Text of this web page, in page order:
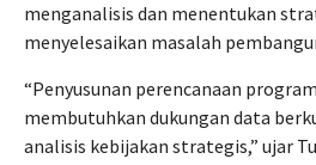
menganalisis dan menentukan
menyelesaikan masalah
“Penyusunan perencanaan
membutuhkan dukungan data
analisis kebijakan strategis,” ujar